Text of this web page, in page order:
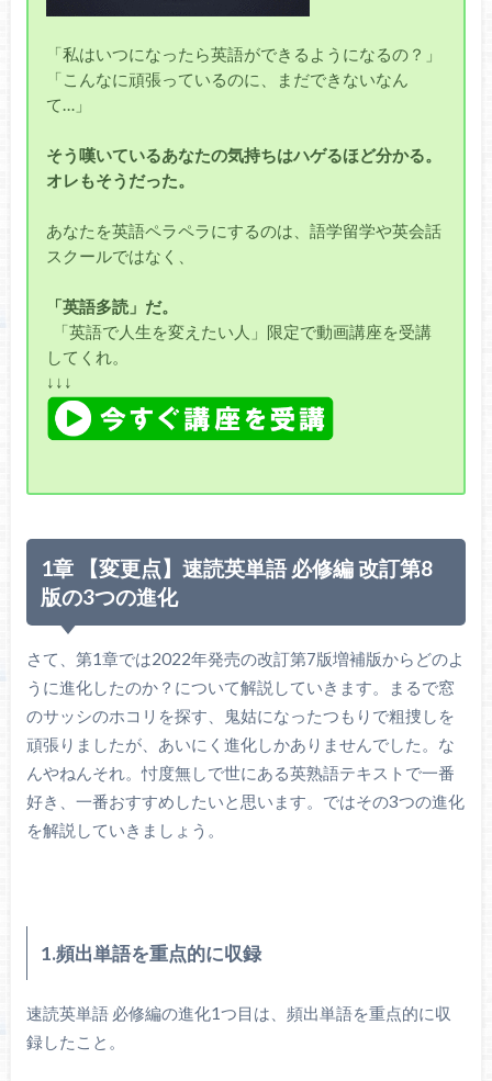
「私はいつになったら英語ができるようになるの？」
「こんなに頑張っているのに、まだできないなん
て…」
そう嘆いているあなたの気持ちはハゲるほど分かる。
オレもそうだった。
あなたを英語ペラペラにするのは、語学留学や英会話
スクールではなく、
「英語多読」だ。
「英語で人生を変えたい人」限定で動画講座を受講
してくれ。
↓↓↓
1章 【変更点】速読英単語 必修編 改訂第8
版の3つの進化
さて、第1章では2022年発売の改訂第7版増補版からどのよ
うに進化したのか？について解説していきます。まるで窓
のサッシのホコリを探す、鬼姑になったつもりで粗捜しを
頑張りましたが、あいにく進化しかありませんでした。な
んやねんそれ。忖度無しで世にある英熟語テキストで一番
好き、一番おすすめしたいと思います。ではその3つの進化
を解説していきましょう。
1.頻出単語を重点的に収録
速読英単語 必修編の進化1つ目は、頻出単語を重点的に収
録したこと。